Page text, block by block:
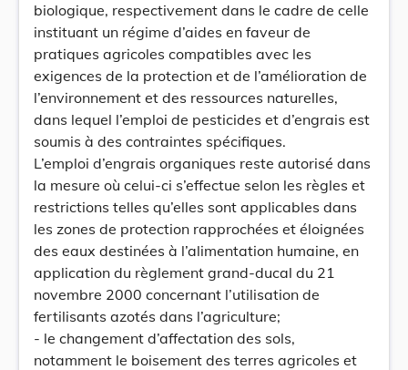
biologique, respectivement dans le cadre de celle
instituant un régime d’aides en faveur de
pratiques agricoles compatibles avec les
exigences de la protection et de l’amélioration de
l’environnement et des ressources naturelles,
dans lequel l’emploi de pesticides et d’engrais est
soumis à des contraintes spécifiques.
L’emploi d’engrais organiques reste autorisé dans
la mesure où celui-ci s’effectue selon les règles et
restrictions telles qu’elles sont applicables dans
les zones de protection rapprochées et éloignées
des eaux destinées à l’alimentation humaine, en
application du règlement grand-ducal du 21
novembre 2000 concernant l’utilisation de
fertilisants azotés dans l’agriculture;
- le changement d’affectation des sols,
notamment le boisement des terres agricoles et